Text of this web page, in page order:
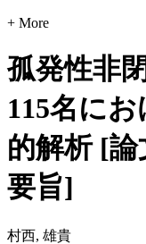
+ More
孤発性非
115名に
的解析 [
要旨]
村西, 雄貴